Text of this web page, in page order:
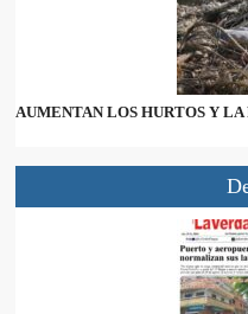
AUMENTAN LOS HURTOS Y